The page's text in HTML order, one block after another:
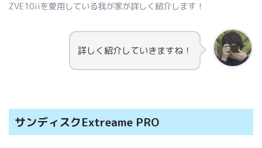
ZVE10iiを愛用している我が家が詳しく紹介します！
詳しく紹介していきますね！
サンディスクExtreame PRO